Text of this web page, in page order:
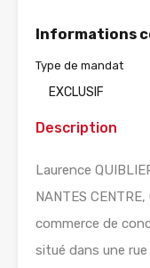
Informations
Type de mandat
EXCLUSIF
Description
Laurence
NANTES
commerce de
situé dans une